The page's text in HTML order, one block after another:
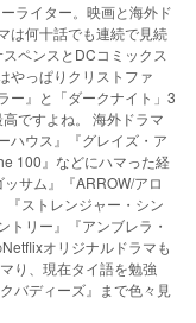
ライター。映画と海外ド
は何十話でも連続で見続
ペンスとDCコミックス
やっぱりクリストファ
ー』と「ダークナイト」3
ですよね。 海外ドラマ
ハウス』『グレイズ・ア
100』などにハマった経
サム』『ARROW/アロ
『ストレンジャー・シン
トリー』『アンブレラ・
オリジナルドラマも
り、現在タイ語を勉強
バディーズ』まで色々見